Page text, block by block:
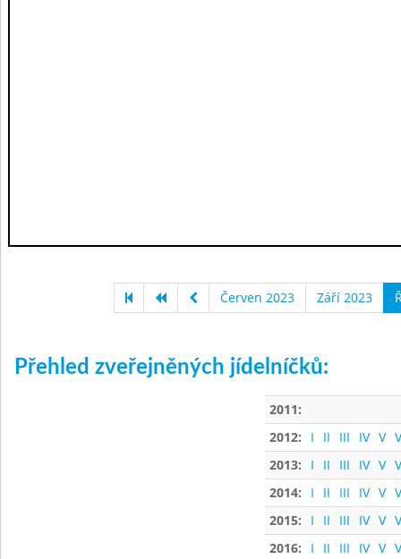
Červen 2023 Září 2023
Přehled zveřejněných jídelníčků:
2011:
2012:
I II III IV V
2013:
I II III IV V
2014:
I II III IV V
2015:
I II III IV V
2016:
I II III IV V